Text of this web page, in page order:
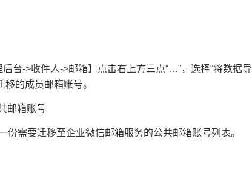
台->收件人->邮箱】点击右上方三点“…”，选择“将数据导
的成员邮箱账号。
邮箱账号
份需要迁移至企业微信邮箱服务的公共邮箱账号列表。